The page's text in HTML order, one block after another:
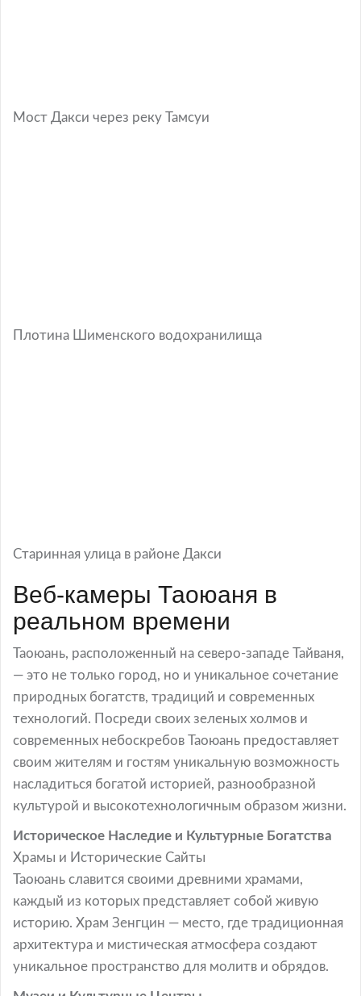
Мост Дакси через реку Тамсуи
Плотина Шименского водохранилища
Старинная улица в районе Дакси
Веб-камеры Таоюаня в
реальном времени
Таоюань, расположенный на северо-западе Тайваня,
— это не только город, но и уникальное сочетание
природных богатств, традиций и современных
технологий. Посреди своих зеленых холмов и
современных небоскребов Таоюань предоставляет
своим жителям и гостям уникальную возможность
насладиться богатой историей, разнообразной
культурой и высокотехнологичным образом жизни.
Историческое Наследие и Культурные Богатства
Храмы и Исторические Сайты
Таоюань славится своими древними храмами,
каждый из которых представляет собой живую
историю. Храм Зенгцин — место, где традиционная
архитектура и мистическая атмосфера создают
уникальное пространство для молитв и обрядов.